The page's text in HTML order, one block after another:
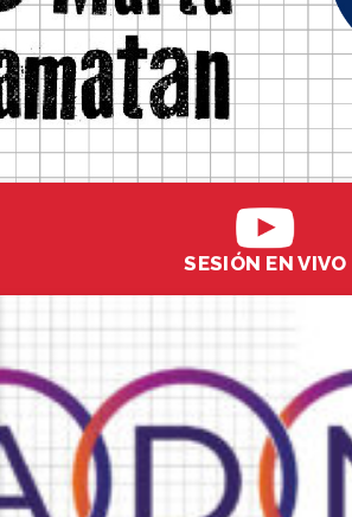
SESIÓN EN VIVO